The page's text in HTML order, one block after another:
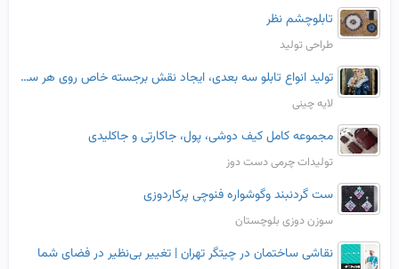
تابلوچشم نظر
طراحی تولید
تولید انواع تابلو سه بعدی، ایجاد نقش برجسته خاص روی هر سطح
لایه چینی
مجموعه کامل کیف دوشی، پول، جاکارتی و جاکلیدی
تولیدات چرمی دست دوز
ست گردنبند وگوشواره فنوچی پرکاردوزی
سوزن دوزی بلوچستان
نقاشی ساختمان در چیتگر تهران | تغییر بی‌نظیر در فضای شما